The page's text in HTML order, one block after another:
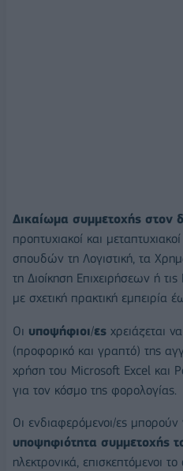
Δικαίωμα συμμετοχής στον
προπτυχιακοί και
σπουδών τη Λογιστική, τα
τη Διοίκηση Επιχειρήσεων ή
με σχετική πρακτική εμπειρία
Οι υποψήφιοι/ες χρειάζεται
(προφορικό και γραπτό) της
χρήση του Microsoft Excel και
για τον κόσμο της φορολογίας.
Οι ενδιαφερόμενοι/ες μπορούν
υποψηφιότητα συμμετοχής
ηλεκτρονικά, επισκεπτόμενοι